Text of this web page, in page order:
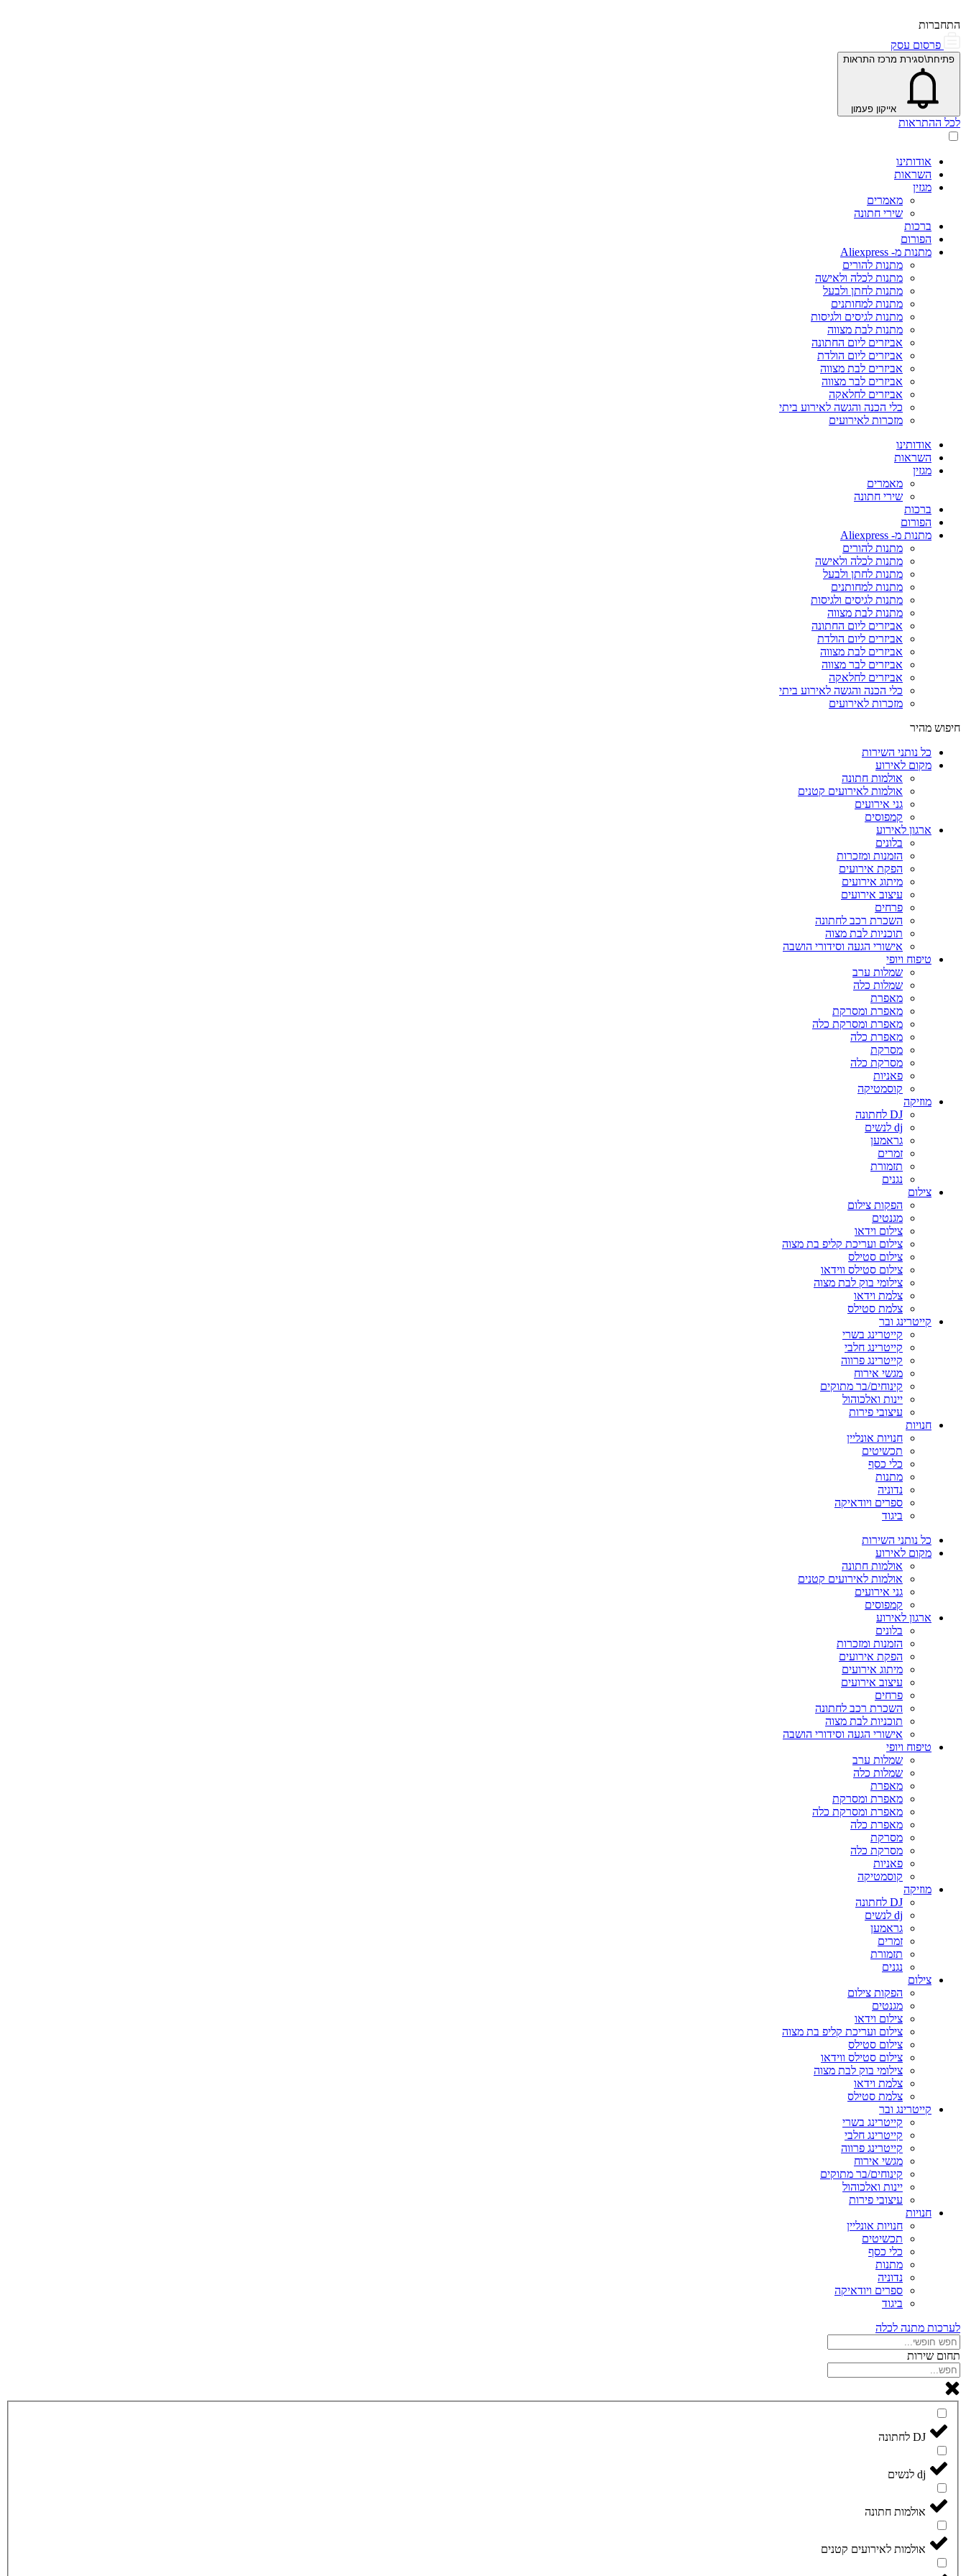
התחברות
פרסום עסק
פתיחת\סגירת מרכז התראות
אייקון פעמון
לכל ההתראות
אודותינו
השראות
מגזין
מאמרים
שירי חתונה
ברכות
הפורום
מתנות מ- Aliexpress
מתנות להורים
מתנות לכלה ולאישה
מתנות לחתן ולבעל
מתנות למחותנים
מתנות לגיסים ולגיסות
מתנות לבת מצווה
אביזרים ליום החתונה
אביזרים ליום הולדת
אביזרים לבת מצווה
אביזרים לבר מצווה
אביזרים לחלאקה
כלי הכנה והגשה לאירוע ביתי
מזכרות לאירועים
אודותינו
השראות
מגזין
מאמרים
שירי חתונה
ברכות
הפורום
מתנות מ- Aliexpress
מתנות להורים
מתנות לכלה ולאישה
מתנות לחתן ולבעל
מתנות למחותנים
מתנות לגיסים ולגיסות
מתנות לבת מצווה
אביזרים ליום החתונה
אביזרים ליום הולדת
אביזרים לבת מצווה
אביזרים לבר מצווה
אביזרים לחלאקה
כלי הכנה והגשה לאירוע ביתי
מזכרות לאירועים
חיפוש מהיר
כל נותני השירות
מקום לאירוע
אולמות חתונה
אולמות לאירועים קטנים
גני אירועים
קמפוסים
ארגון לאירוע
בלונים
הזמנות ומזכרות
הפקת אירועים
מיתוג אירועים
עיצוב אירועים
פרחים
השכרת רכב לחתונה
תוכניות לבת מצוה
אישורי הגעה וסידורי הושבה
טיפוח ויופי
שמלות ערב
שמלות כלה
מאפרת
מאפרת ומסרקת
מאפרת ומסרקת כלה
מאפרת כלה
מסרקת
מסרקת כלה
פאניות
קוסמטיקה
מוזיקה
DJ לחתונה
dj לנשים
גראמען
זמרים
תזמורת
נגנים
צילום
הפקות צילום
מגנטים
צילום וידאו
צילום ועריכת קליפ בת מצוה
צילום סטילס
צילום סטילס ווידאו
צילומי בוק לבת מצוה
צלמת וידאו
צלמת סטילס
קייטרינג ובר
קייטרינג בשרי
קייטרינג חלבי
קייטרינג פרווה
מגשי אירוח
קינוחים/בר מתוקים
יינות ואלכוהול
עיצובי פירות
חנויות
חנויות אונליין
תכשיטים
כלי כסף
מתנות
נדוניה
ספרים ויודאיקה
ביגוד
כל נותני השירות
מקום לאירוע
אולמות חתונה
אולמות לאירועים קטנים
גני אירועים
קמפוסים
ארגון לאירוע
בלונים
הזמנות ומזכרות
הפקת אירועים
מיתוג אירועים
עיצוב אירועים
פרחים
השכרת רכב לחתונה
תוכניות לבת מצוה
אישורי הגעה וסידורי הושבה
טיפוח ויופי
שמלות ערב
שמלות כלה
מאפרת
מאפרת ומסרקת
מאפרת ומסרקת כלה
מאפרת כלה
מסרקת
מסרקת כלה
פאניות
קוסמטיקה
מוזיקה
DJ לחתונה
dj לנשים
גראמען
זמרים
תזמורת
נגנים
צילום
הפקות צילום
מגנטים
צילום וידאו
צילום ועריכת קליפ בת מצוה
צילום סטילס
צילום סטילס ווידאו
צילומי בוק לבת מצוה
צלמת וידאו
צלמת סטילס
קייטרינג ובר
קייטרינג בשרי
קייטרינג חלבי
קייטרינג פרווה
מגשי אירוח
קינוחים/בר מתוקים
יינות ואלכוהול
עיצובי פירות
חנויות
חנויות אונליין
תכשיטים
כלי כסף
מתנות
נדוניה
ספרים ויודאיקה
ביגוד
לערכות מתנה לכלה
תחום שירות
DJ לחתונה
dj לנשים
אולמות חתונה
אולמות לאירועים קטנים